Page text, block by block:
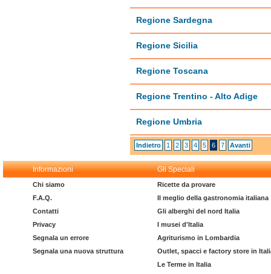
Regione Sardegna
Regione Sicilia
Regione Toscana
Regione Trentino - Alto Adige
Regione Umbria
Indietro 1 2 3 4 5 6 7 Avanti
Informazioni Gli Speciali
Chi siamo
F.A.Q.
Contatti
Privacy
Segnala un errore
Segnala una nuova struttura
Ricette da provare
Il meglio della gastronomia italiana
Gli alberghi del nord Italia
I musei d'Italia
Agriturismo in Lombardia
Outlet, spacci e factory store in
Le Terme in Italia